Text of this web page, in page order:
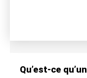
Qu’est-ce